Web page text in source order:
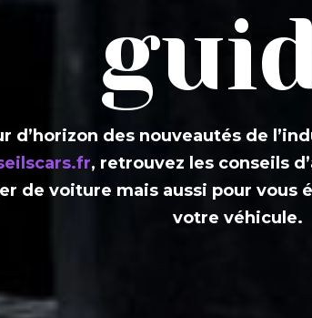
d’horizon des nouveautés de
, retrouvez les conseils
de voiture mais aussi pour vous
votre véhicule.